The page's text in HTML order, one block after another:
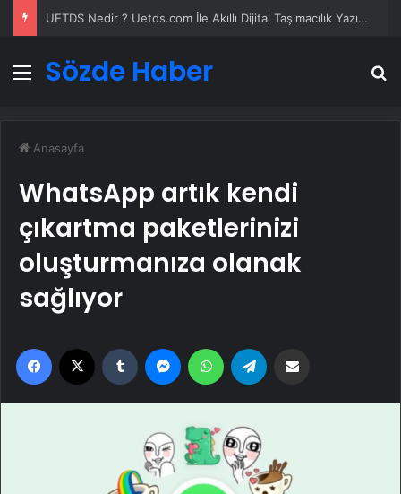
UETDS Nedir ? Uetds.com İle Akıllı Dijital Taşımacılık Yazılımı
Menü
Sözde Haber
Anasayfa
WhatsApp artık kendi
çıkartma paketlerinizi
oluşturmanıza olanak
sağlıyor
Facebook Tumblr MessengerWhatsApp